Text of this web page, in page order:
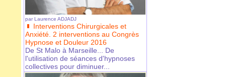
par Laurence ADJADJ
Interventions Chirurgicales et
Anxiété. 2 interventions au Congrès
Hypnose et Douleur 2016
De St Malo à Marseille... De
l'utilisation de séances d'hypnoses
collectives pour diminuer...